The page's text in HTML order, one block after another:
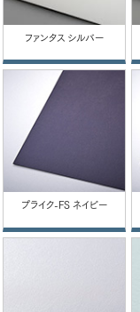
ファンタス シルバー
プライク-FS ネイビー